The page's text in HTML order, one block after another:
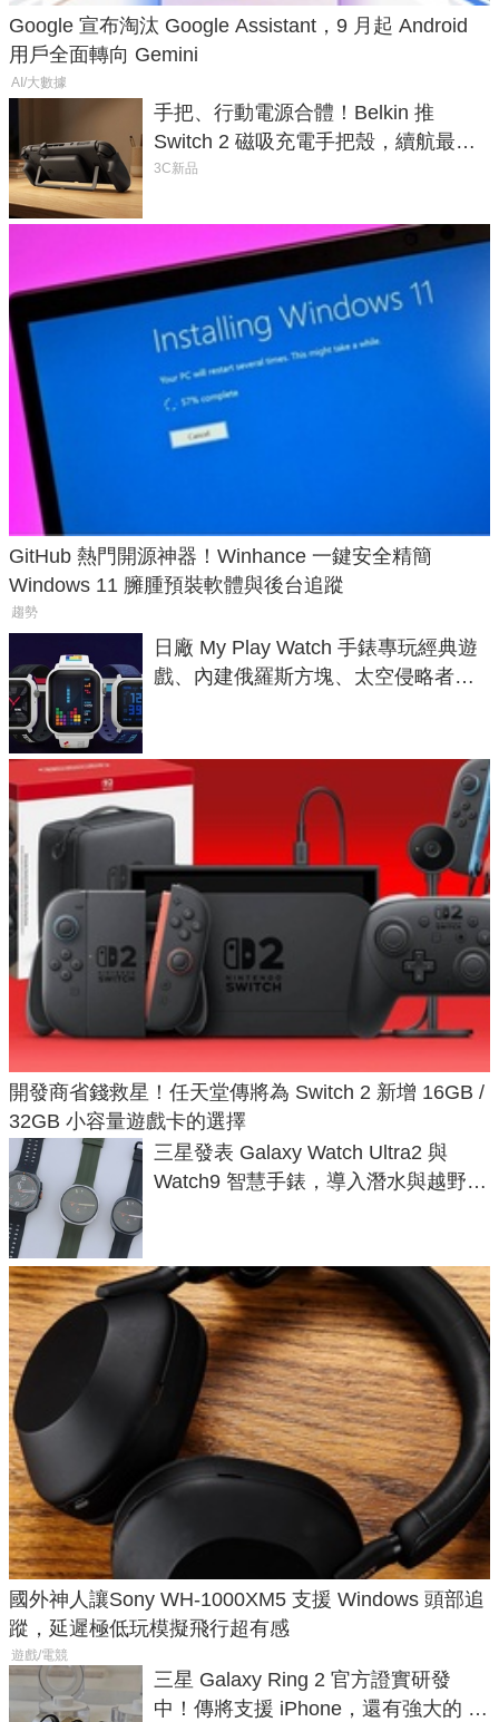
Google 宣布淘汰 Google Assistant，9 月起 Android
用戶全面轉向 Gemini
AI/大數據
手把、行動電源合體！Belkin 推
Switch 2 磁吸充電手把殼，續航最高
延長 1.5 倍
3C新品
GitHub 熱門開源神器！Winhance 一鍵安全精簡
Windows 11 臃腫預裝軟體與後台追蹤
趨勢
日廠 My Play Watch 手錶專玩經典遊
戲、內建俄羅斯方塊、太空侵略者，
開發商省錢救星！任天堂傳將為 Switch 2 新增 16GB /
32GB 小容量遊戲卡的選擇
三星發表 Galaxy Watch Ultra2 與
Watch9 智慧手錶，導入潛水與越野跑
國外神人讓Sony WH-1000XM5 支援 Windows 頭部追
蹤，延遲極低玩模擬飛行超有感
遊戲/電競
三星 Galaxy Ring 2 官方證實研發
中！傳將支援 iPhone，還有強大的 AI